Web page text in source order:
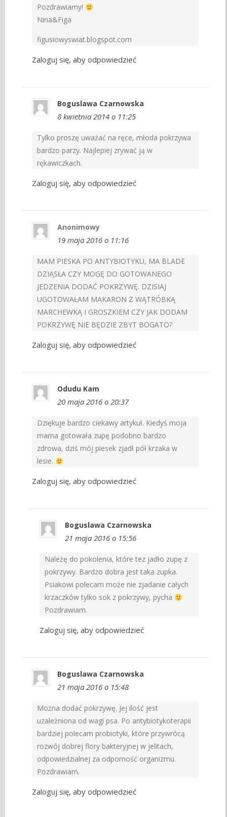
Pozdrawiamy!
Nina&Figa
figusiowyswiat.blogspot.com
Zaloguj się, aby odpowiedzieć
Boguslawa Czarnowska
8 kwietnia 2014 o 11:25
Tylko proszę uważać na ręce, młoda pokrzywa
bardzo parzy. Najlepiej zrywać ją w
rękawiczkach.
Zaloguj się, aby odpowiedzieć
Anonimowy
19 maja 2016 o 11:16
MAM PIESKA PO ANTYBIOTYKU, MA BLADE
DZIĄSŁA CZY MOGĘ DO GOTOWANEGO
JEDZENIA DODAĆ POKRZYWĘ. DZISIAJ
UGOTOWAŁAM MAKARON Z WĄTRÓBKĄ
MARCHEWKĄ I GROSZKIEM CZY JAK DODAM
POKRZYWĘ NIE BĘDZIE ZBYT BOGATO?
Zaloguj się, aby odpowiedzieć
Odudu Kam
20 maja 2016 o 20:37
Dziękuje bardzo ciekawy artykuł. Kiedyś moja
mama gotowała zupę podobno bardzo
zdrowa, dziś mój piesek zjadł pół krzaka w
lesie.
Zaloguj się, aby odpowiedzieć
Boguslawa Czarnowska
21 maja 2016 o 15:56
Należę do pokolenia, które tez jadło zupę z
pokrzywy. Bardzo dobra jest taka zupka.
Psiakowi polecam może nie zjadanie całych
krzaczków tylko sok z pokrzywy, pycha
Pozdrawiam.
Zaloguj się, aby odpowiedzieć
Boguslawa Czarnowska
21 maja 2016 o 15:48
Można dodać pokrzywę. Jej ilość jest
uzależniona od wagi psa. Po antybiotykoterapii
bardziej polecam probiotyki, które przywrócą
rozwój dobrej flory bakteryjnej w jelitach,
odpowiedzialnej za odporność organizmu.
Pozdrawiam.
Zaloguj się, aby odpowiedzieć